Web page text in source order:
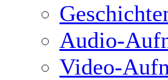
Audio-
Video-